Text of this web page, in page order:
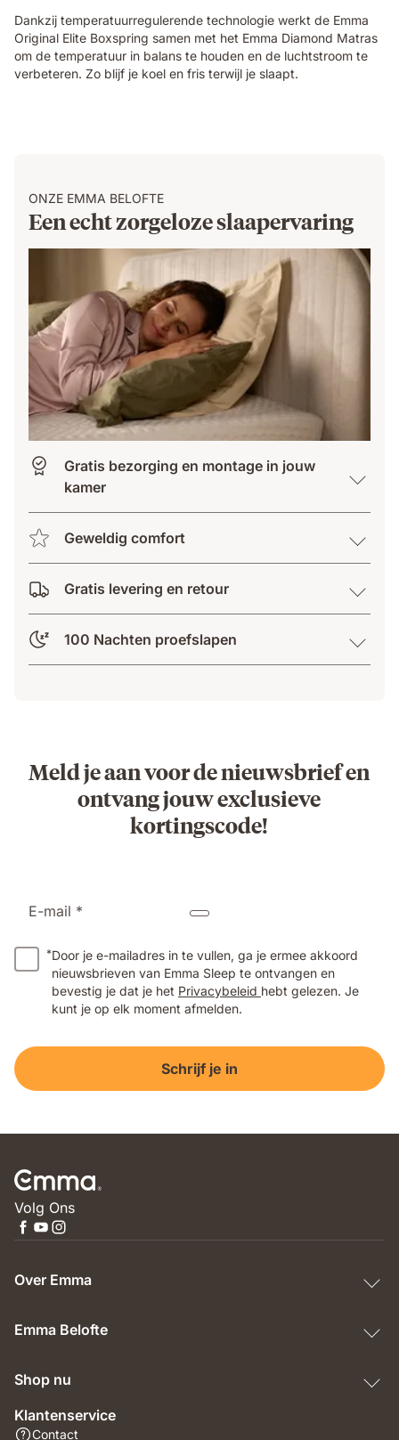
Dankzij temperatuurregulerende technologie werkt de Emma
Original Elite Boxspring samen met het Emma Diamond Matras
om de temperatuur in balans te houden en de luchtstroom te
verbeteren. Zo blijf je koel en fris terwijl je slaapt.
ONZE EMMA BELOFTE
Een echt zorgeloze slaapervaring
Gratis bezorging en montage in jouw
kamer
Geweldig comfort
Gratis levering en retour
100 Nachten proefslapen
Meld je aan voor de nieuwsbrief en
ontvang jouw exclusieve
kortingscode!
E-mail *
*Door je e-mailadres in te vullen, ga je ermee akkoord
nieuwsbrieven van Emma Sleep te ontvangen en
bevestig je dat je het Privacybeleid hebt gelezen. Je
kunt je op elk moment afmelden.
Schrijf je in
Volg Ons
Over Emma
Emma Belofte
Shop nu
Klantenservice
Contact